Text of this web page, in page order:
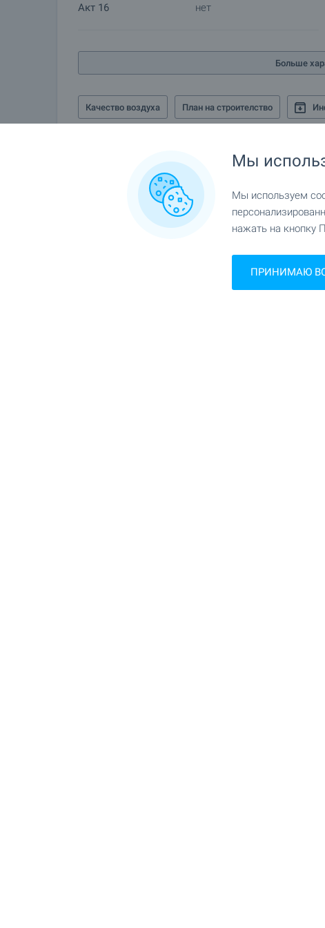
Акт 16 нет
Больше
Качество воздуха План на строителство
Галерея
Мы
Мы используем
нажать на кнопку
ПРИНИМАЮ